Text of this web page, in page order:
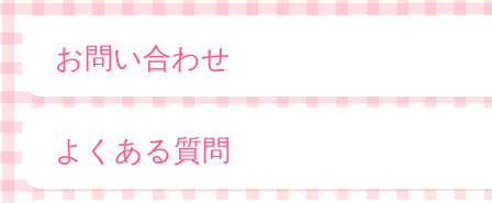
お問い合わせ
よくある質問